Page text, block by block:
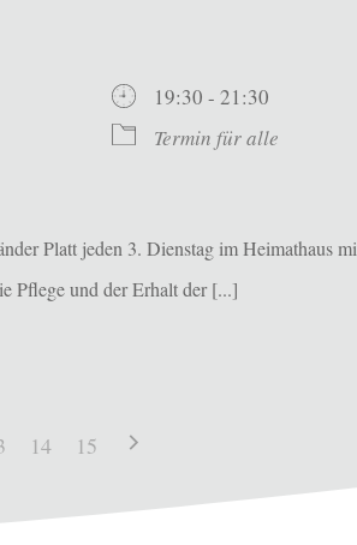
19:30 - 21:30
Termin für alle
Platt jeden 3. Dienstag im Heimathaus
Pflege und der Erhalt der [...]
14 15